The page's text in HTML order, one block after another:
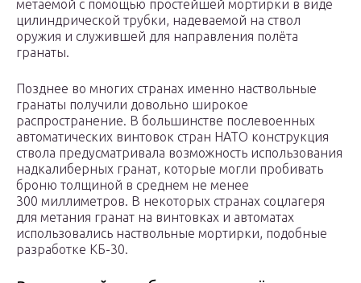
метаемой с помощью простейшей мортирки в виде
цилиндрической трубки, надеваемой на ствол
оружия и служившей для направления полёта
гранаты.
Позднее во многих странах именно наствольные
гранаты получили довольно широкое
распространение. В большинстве послевоенных
автоматических винтовок стран НАТО конструкция
ствола предусматривала возможность использования
надкалиберных гранат, которые могли пробивать
броню толщиной в среднем не менее
300 миллиметров. В некоторых странах соцлагеря
для метания гранат на винтовках и автоматах
использовались наствольные мортирки, подобные
разработке КБ-30.